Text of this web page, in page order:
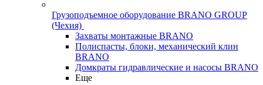
Грузоподъемное оборудование BRANO GROUP
(Чехия)
Захваты монтажные BRANO
Полиспасты, блоки, механический клин
BRANO
Домкраты гидравлические и насосы BRANO
Еще